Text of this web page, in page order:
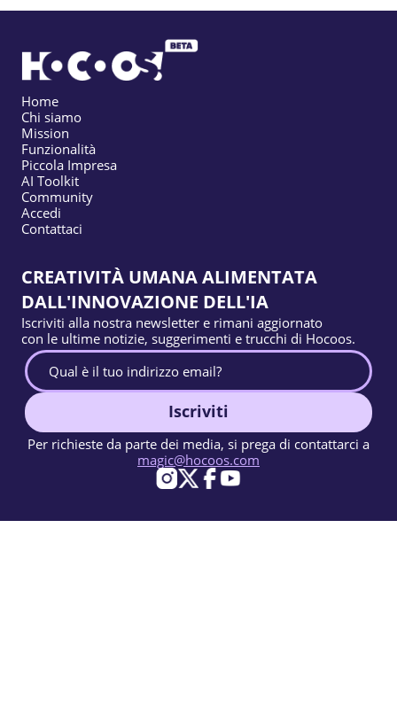
Home
Chi siamo
Mission
Funzionalità
Piccola Impresa
AI Toolkit
Community
Accedi
Contattaci
CREATIVITÀ UMANA ALIMENTATA
DALL'INNOVAZIONE DELL'IA
Iscriviti alla nostra newsletter e rimani aggiornato
con le ultime notizie, suggerimenti e trucchi di Hocoos.
Iscriviti
Per richieste da parte dei media, si prega di contattarci a
magic@hocoos.com